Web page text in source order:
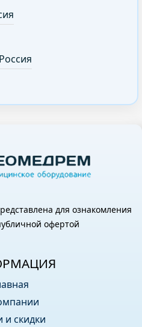
для ознакомления
офертой
и скидки